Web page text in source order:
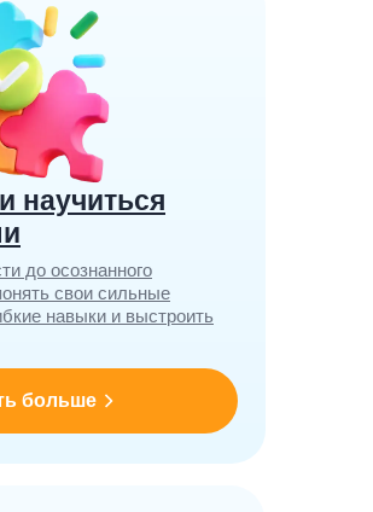
научиться
до осознанного
свои сильные
навыки и выстроить
больше